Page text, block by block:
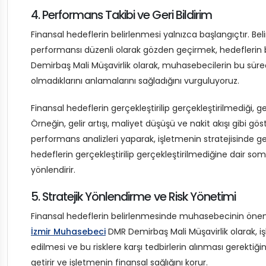
4. Performans Takibi ve Geri Bildirim
Finansal hedeflerin belirlenmesi yalnızca başlangıçtır.
performansı düzenli olarak gözden geçirmek, hedeflerin
Demirbaş Mali Müşavirlik olarak, muhasebecilerin bu
olmadıklarını anlamalarını sağladığını vurguluyoruz.
Finansal hedeflerin gerçekleştirilip gerçekleştirilmediği,
Örneğin, gelir artışı, maliyet düşüşü ve nakit akışı gibi
performans analizleri yaparak, işletmenin stratejisinde
hedeflerin gerçekleştirilip gerçekleştirilmediğine dair
yönlendirir.
5. Stratejik Yönlendirme ve Risk Yönetimi
Finansal hedeflerin belirlenmesinde muhasebecinin
İzmir Muhasebeci DMR Demirbaş Mali Müşavirlik
edilmesi ve bu risklere karşı tedbirlerin alınması
getirir ve işletmenin finansal sağlığını korur.